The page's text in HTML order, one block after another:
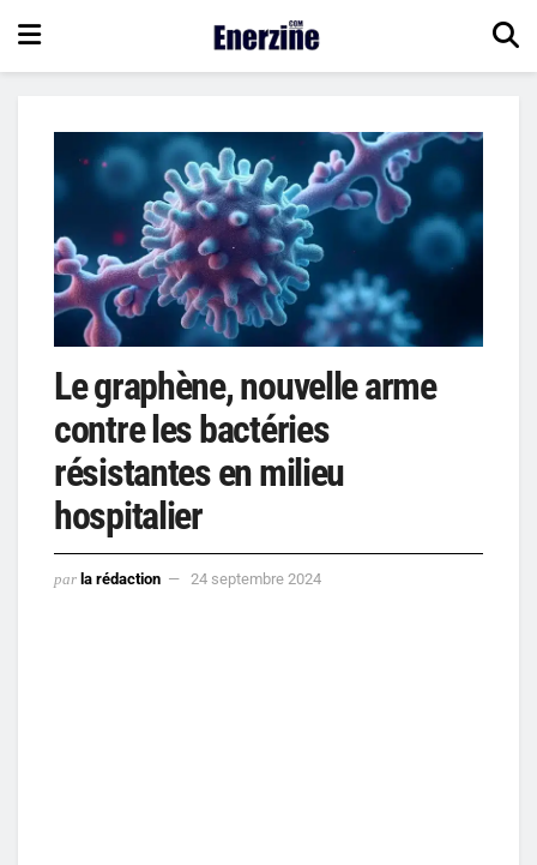
Le graphène, nouvelle arme
contre les bactéries
résistantes en milieu
hospitalier
par la rédaction 24 septembre 2024